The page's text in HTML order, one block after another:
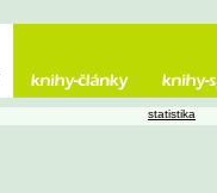
statistika